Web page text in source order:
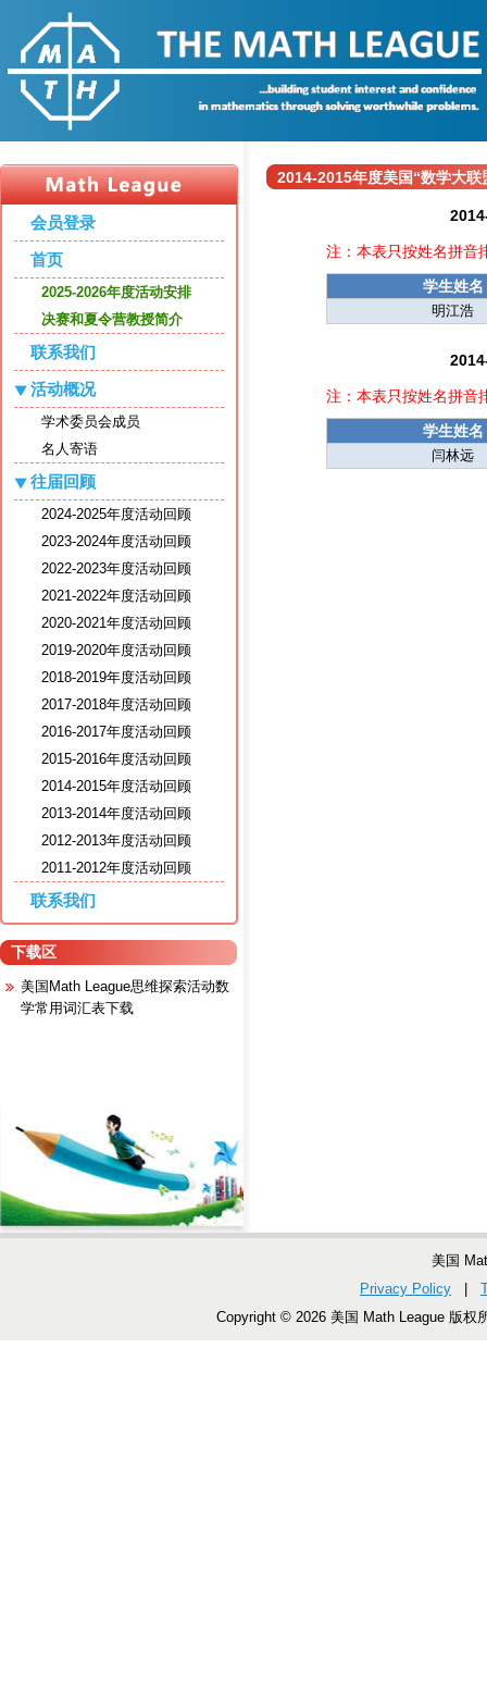
会员登录
首页
2025-2026年度活动安排
决赛和夏令营教授简介
联系我们
活动概况
学术委员会成员
名人寄语
往届回顾
2024-2025年度活动回顾
2023-2024年度活动回顾
2022-2023年度活动回顾
2021-2022年度活动回顾
2020-2021年度活动回顾
2019-2020年度活动回顾
2018-2019年度活动回顾
2017-2018年度活动回顾
2016-2017年度活动回顾
2015-2016年度活动回顾
2014-2015年度活动回顾
2013-2014年度活动回顾
2012-2013年度活动回顾
2011-2012年度活动回顾
联系我们
下载区
美国Math League思维探索活动数
学常用词汇表下载
2014-2015年度美国“数学大
注：本表只按姓名拼音
学生姓名
明江浩
注：本表只按姓名拼音
学生姓名
闫林远
美国
Privacy Policy
Copyright © 2026 美国 Math League 版